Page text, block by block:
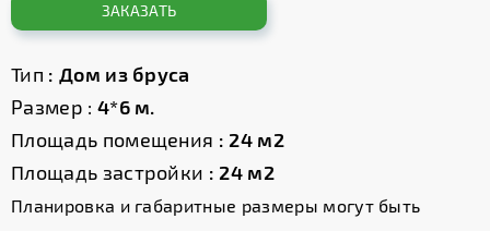
ЗАКАЗАТЬ
Тип : Дом из бруса
Размер : 4*6 м.
Площадь помещения : 24 м2
Площадь застройки : 24 м2
Планировка и габаритные размеры могут быть